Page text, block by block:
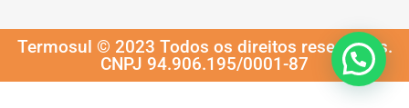
Termosul © 2023 Todos os direitos reservados.
CNPJ 94.906.195/0001-87